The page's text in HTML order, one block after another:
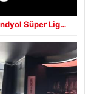
Süper Lig…